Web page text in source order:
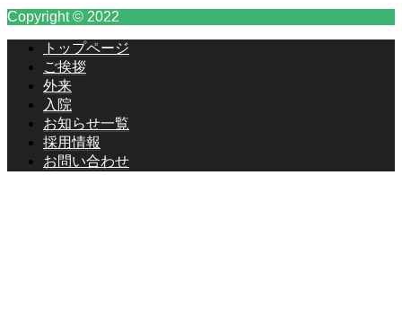
Copyright © 2022
トップページ
ご挨拶
外来
入院
お知らせ一覧
採用情報
お問い合わせ